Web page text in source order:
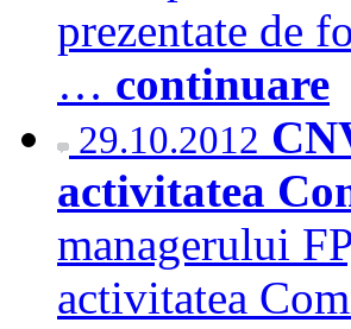
prezentate de
… continuare
29.10.2012
activitatea
managerului
activitatea